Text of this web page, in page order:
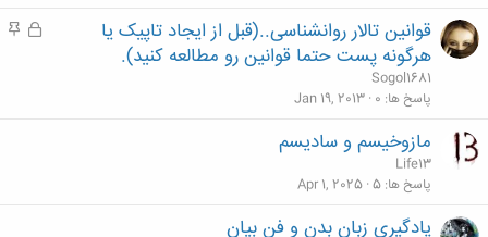
ق
م
قوانین تالار روانشناسی..(قبل از ایجاد تاپیک یا
هرگونه پست حتما قوانین رو مطالعه کنید).
Sogol1681
پاسخ ها 0
Jan 19, 2013
مازوخیسم و سادیسم
Life13
پاسخ ها 5
Apr 1, 2025
یادگیری زبان بدن و فن بیان